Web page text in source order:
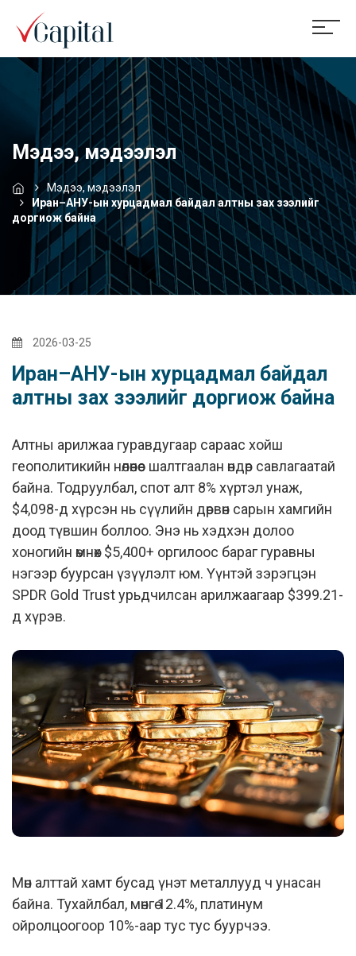
Мэдээ, мэдээлэл
Мэдээ, мэдээлэл
Иран–АНУ-ын хурцадмал байдал алтны зах зээлийг
доргиож байна
2026-03-25
Иран–АНУ-ын хурцадмал байдал
алтны зах зээлийг доргиож байна
Алтны арилжаа гуравдугаар сараас хойш
геополитикийн нөлөөнөөс шалтгаалан өндөр савлагаатай
байна. Тодруулбал, спот алт 8% хүртэл унаж,
$4,098-д хүрсэн нь сүүлийн дөрвөн сарын хамгийн
доод түвшин боллоо. Энэ нь хэдхэн долоо
хоногийн өмнөх $5,400+ оргилоос бараг гуравны
нэгээр буурсан үзүүлэлт юм. Үүнтэй зэрэгцэн
SPDR Gold Trust урьдчилсан арилжаагаар $399.21-
д хүрэв.
Мөн алттай хамт бусад үнэт металлууд ч унасан
байна. Тухайлбал, мөнгө 12.4%, платинум
ойролцоогоор 10%-аар тус тус буурчээ.